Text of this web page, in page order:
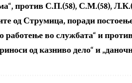
против С.П.(58), С.М.(58),
од Струмица, поради
работење во службата“ и
од казниво дело“ и